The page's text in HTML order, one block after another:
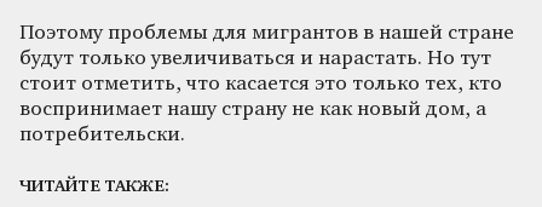
Поэтому проблемы для мигрантов в нашей стране
будут только увеличиваться и нарастать. Но тут
стоит отметить, что касается это только тех, кто
воспринимает нашу страну не как новый дом, а
потребительски.
ЧИТАЙТЕ ТАКЖЕ: